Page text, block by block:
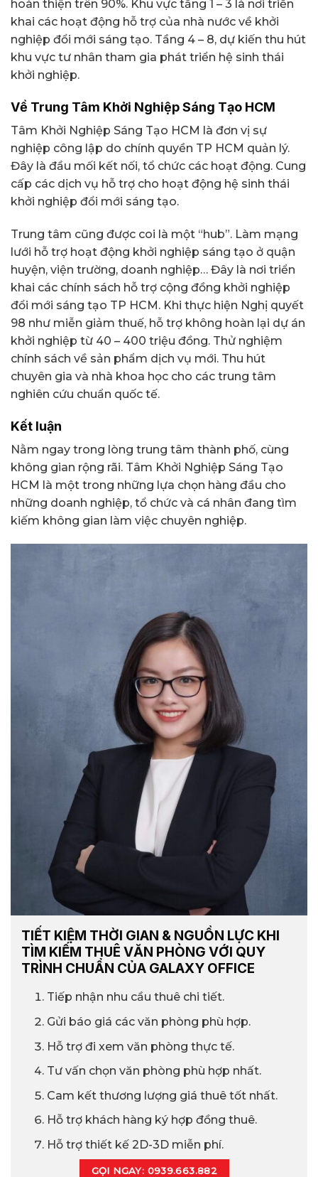
hoàn thiện trên 90%. Khu vực tầng 1 – 3 là nơi triển
khai các hoạt động hỗ trợ của nhà nước về khởi
nghiệp đổi mới sáng tạo. Tầng 4 – 8, dự kiến thu hút
khu vực tư nhân tham gia phát triển hệ sinh thái
khởi nghiệp.
Về Trung Tâm Khởi Nghiệp Sáng Tạo HCM
Tâm Khởi Nghiệp Sáng Tạo HCM là đơn vị sự
nghiệp công lập do chính quyền TP HCM quản lý.
Đây là đầu mối kết nối, tổ chức các hoạt động. Cung
cấp các dịch vụ hỗ trợ cho hoạt động hệ sinh thái
khởi nghiệp đổi mới sáng tạo.
Trung tâm cũng được coi là một “hub”. Làm mạng
lưới hỗ trợ hoạt động khởi nghiệp sáng tạo ở quận
huyện, viện trường, doanh nghiệp… Đây là nơi triển
khai các chính sách hỗ trợ cộng đồng khởi nghiệp
đổi mới sáng tạo TP HCM. Khi thực hiện Nghị quyết
98 như miễn giảm thuế, hỗ trợ không hoàn lại dự án
khởi nghiệp từ 40 – 400 triệu đồng. Thử nghiệm
chính sách về sản phẩm dịch vụ mới. Thu hút
chuyên gia và nhà khoa học cho các trung tâm
nghiên cứu chuẩn quốc tế.
Kết luận
Nằm ngay trong lòng trung tâm thành phố, cùng
không gian rộng rãi. Tâm Khởi Nghiệp Sáng Tạo
HCM là một trong những lựa chọn hàng đầu cho
những doanh nghiệp, tổ chức và cá nhân đang tìm
kiếm không gian làm việc chuyên nghiệp.
TIẾT KIỆM THỜI GIAN & NGUỒN LỰC KHI
TÌM KIẾM THUÊ VĂN PHÒNG VỚI QUY
TRÌNH CHUẨN CỦA GALAXY OFFICE
Tiếp nhận nhu cầu thuê chi tiết.
Gửi báo giá các văn phòng phù hợp.
Hỗ trợ đi xem văn phòng thực tế.
Tư vấn chọn văn phòng phù hợp nhất.
Cam kết thương lượng giá thuê tốt nhất.
Hỗ trợ khách hàng ký hợp đồng thuê.
Hỗ trợ thiết kế 2D-3D miễn phí.
GỌI NGAY: 0939.663.882